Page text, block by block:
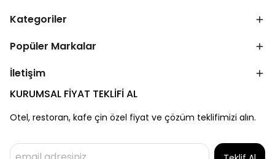
Kategoriler
Popüler Markalar
İletişim
KURUMSAL FİYAT TEKLİFİ AL
Otel, restoran, kafe çin özel fiyat ve çözüm teklifimizi alın.